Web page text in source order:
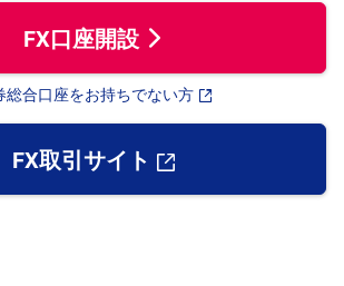
FX口座開設
総合口座をお持ちでない方
FX取引サイト